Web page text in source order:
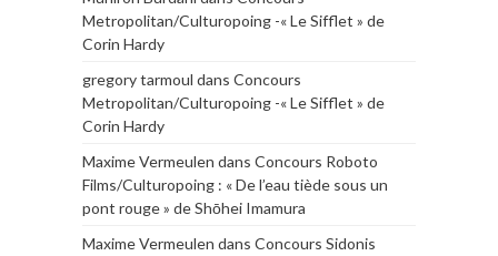
Metropolitan/Culturopoing -« Le Sifflet » de
Corin Hardy
gregory tarmoul dans Concours
Metropolitan/Culturopoing -« Le Sifflet » de
Corin Hardy
Maxime Vermeulen dans Concours Roboto
Films/Culturopoing : « De l’eau tiède sous un
pont rouge » de Shōhei Imamura
Maxime Vermeulen dans Concours Sidonis